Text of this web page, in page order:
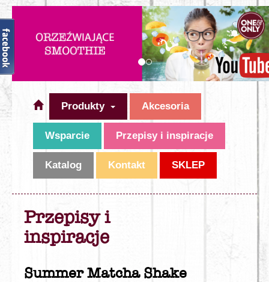
Produkty Akcesoria
Wsparcie Przepisy i inspiracje
Katalog Kontakt SKLEP
Przepisy i
inspiracje
Summer Matcha Shake